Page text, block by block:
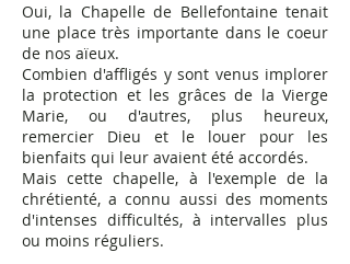
Oui, la Chapelle de Bellefontaine tenait
une place très importante dans le coeur
de nos aïeux.
Combien d'affligés y sont venus implorer
la protection et les grâces de la Vierge
Marie, ou d'autres, plus heureux,
remercier Dieu et le louer pour les
bienfaits qui leur avaient été accordés.
Mais cette chapelle, à l'exemple de la
chrétienté, a connu aussi des moments
d'intenses difficultés, à intervalles plus
ou moins réguliers.